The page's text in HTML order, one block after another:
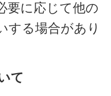
要に応じて他の
する場合があり
て